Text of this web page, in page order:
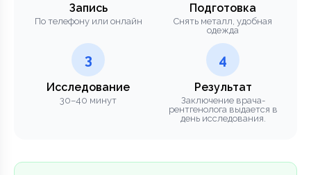
Запись
По телефону или онлайн
Подготовка
Снять металл, удобная
одежда
3
Исследование
30–40 минут
4
Результат
Заключение врача-
рентгенолога выдается в
день исследования.